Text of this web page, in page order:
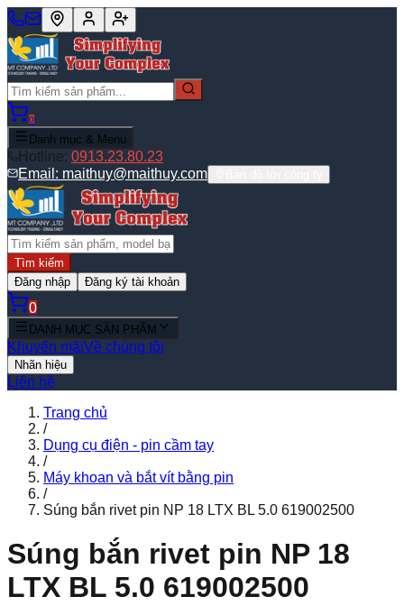
0
Danh mục & Menu
Hotline: 0913.23.80.23
Email: maithuy@maithuy.com
Tìm kiếm
Đăng nhập
Đăng ký tài khoản
0
DANH MỤC SẢN PHẨM
Khuyến mãiVề chúng tôi
Nhãn hiệu
Liên hệ
Trang chủ
/
Dụng cụ điện - pin cầm tay
/
Máy khoan và bắt vít bằng pin
/
Súng bắn rivet pin NP 18 LTX BL 5.0 619002500
Súng bắn rivet pin NP 18
LTX BL 5.0 619002500